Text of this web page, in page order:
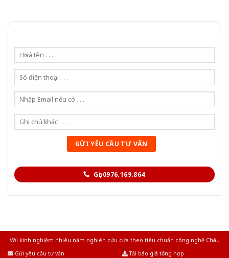
Gọi 0976.169.864
Với kinh nghiệm nhiêu năm nghiên cứu cửa theo tiêu chuẩn công nghệ Châu
Gửi yêu cầu tư vấn
Tải báo giá tổng hợp